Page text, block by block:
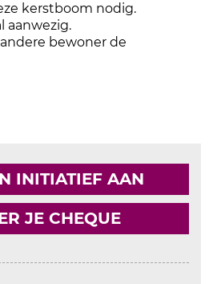
kerstboom nodig.
aanwezig.
bewoner de
INITIATIEF AAN
JE CHEQUE